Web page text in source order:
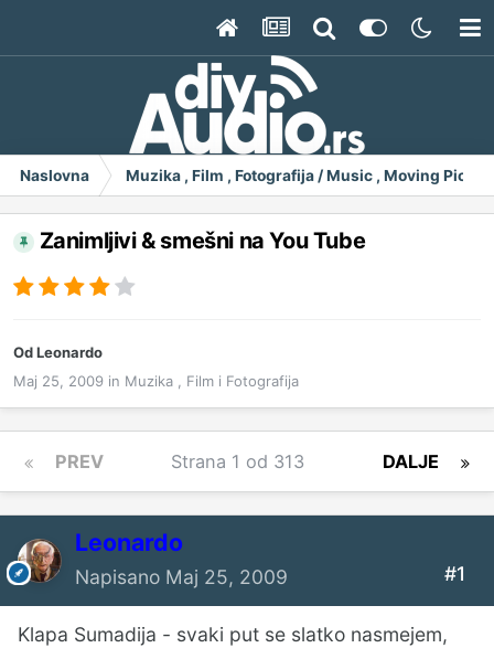
Naslovna Muzika , Film , Fotografija / Music , Moving
Zanimljivi & smešni na You Tube
OdLeonardo
Maj 25, 2009 in Muzika , Film i Fotografija
PREV DALJE
Strana 1 od 313
Leonardo
Napisano Maj 25, 2009 #1
Klapa Sumadija - svaki put se slatko nasmejem,